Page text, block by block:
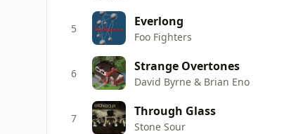
5 Everlong
Foo Fighters
6 Strange Overtones
David Byrne & Brian Eno
7 Through Glass
Stone Sour